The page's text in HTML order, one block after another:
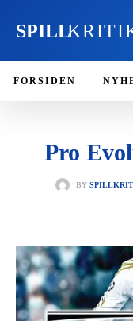
SPILL
FORSIDEN
Pro
BY